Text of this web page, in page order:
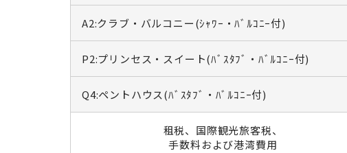
A2:クラブ・バルコニー(ｼｬﾜｰ・ﾊﾞﾙｺﾆｰ付)
P2:プリンセス・スイート(ﾊﾞｽﾀﾌﾞ・ﾊﾞﾙｺﾆｰ付)
Q4:ペントハウス(ﾊﾞｽﾀﾌﾞ・ﾊﾞﾙｺﾆｰ付)
租税、国際観光旅客税、
手数料および港湾費用